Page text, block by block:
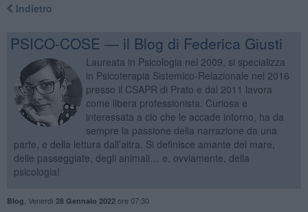
Indietro
PSICO-COSE — il Blog di Federica Giusti
Laureata in Psicologia nel 2009, si specializza
in Psicoterapia Sistemico-Relazionale nel 2016
presso il CSAPR di Prato e dal 2011 lavora
come libera professionista. Curiosa e
interessata a ciò che le accade intorno, ha da
sempre la passione della narrazione da una
parte, e della lettura dall’altra. Si definisce amante del mare,
delle passeggiate, degli animali… e, ovviamente, della
psicologia!
Blog Venerdì 28 Gennaio 2022ore 07:30